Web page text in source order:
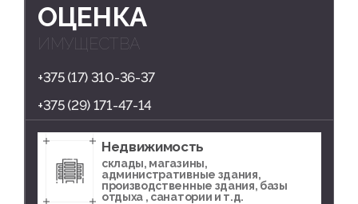
ОЦЕНКА
ИМУЩЕСТВА
+375 (17) 310-36-37
+375 (29) 171-47-14
Недвижимость
склады, магазины,
административные здания,
производственные здания, базы
отдыха , санатории и т.д.